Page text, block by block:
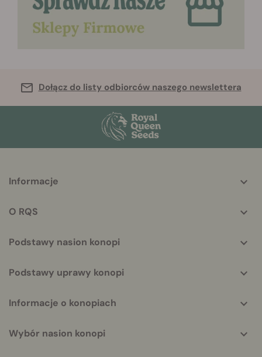
Dołącz do listy odbiorców naszego newslettera
helpful
Informacje
O RQS
Podstawy nasion konopi
Podstawy uprawy konopi
Informacje o konopiach
Wybór nasion konopi